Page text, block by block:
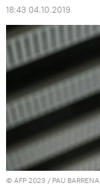
18:43 04.10.2019
© AFP 2023 / PAU BARRENA